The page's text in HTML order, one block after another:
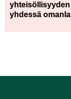
yhdessä